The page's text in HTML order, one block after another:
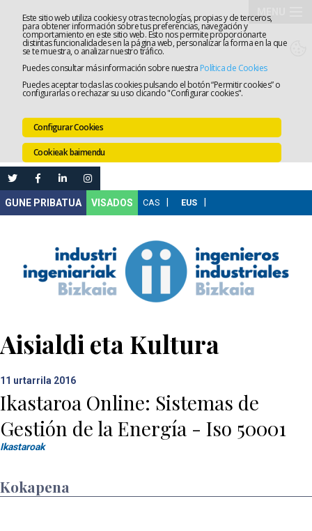
Este sitio web utiliza cookies y otras tecnologías, propias y de terceros,
para obtener información sobre tus preferencias, navegación y
comportamiento en este sitio web. Esto nos permite proporcionarte
distintas funcionalidades en la página web, personalizar la forma en la que
se te muestra, o analizar nuestro tráfico.
Puedes consultar más información sobre nuestra Política de Cookies
Puedes aceptar todas las cookies pulsando el botón “Permitir cookies” o
configurarlas o rechazar su uso clicando "Configurar cookies".
Configurar Cookies
Cookieak baimendu
VISADOS
Aisialdi eta Kultura
11 urtarrila 2016
Ikastaroa Online: Sistemas de
Gestión de la Energía - Iso 50001
Ikastaroak
Kokapena
Elkargoa
Lanaren
Leihatila